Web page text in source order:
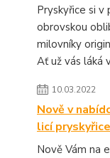
Pryskyřice si v
obrovskou
milovníky
Ať už vás láká
10.03.2022
Nově v
licí
Nově Vám na